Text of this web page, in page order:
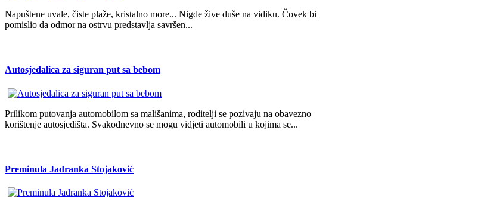
Napuštene uvale, čiste plaže, kristalno more... Nigde žive duše na vidiku. Čovek bi
pomislio da odmor na ostrvu predstavlja savršen...
Autosjedalica za siguran put sa bebom
Prilikom putovanja automobilom sa mališanima, roditelji se pozivaju na obavezno
korištenje autosjedišta. Svakodnevno se mogu vidjeti automobili u kojima se...
Preminula Jadranka Stojaković